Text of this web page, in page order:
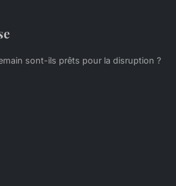
sont-ils prêts pour la disruption ?